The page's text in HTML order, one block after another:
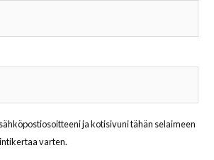
ja kotisivuni tähän selaimeen
varten.